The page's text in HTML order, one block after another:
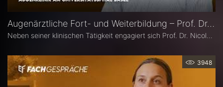
Augenärztliche Fort- und Weiterbildung – Prof. Dr. Nicolas Feltgen
3948